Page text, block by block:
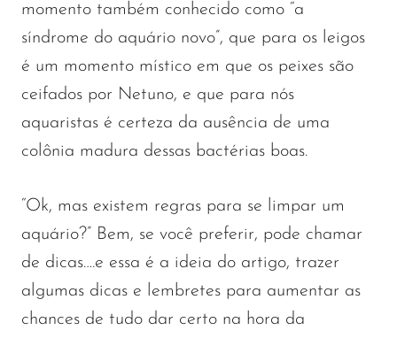
momento também conhecido como “a
síndrome do aquário novo”, que para os leigos
é um momento místico em que os peixes são
ceifados por Netuno, e que para nós
aquaristas é certeza da ausência de uma
colônia madura dessas bactérias boas.
“Ok, mas existem regras para se limpar um
aquário?” Bem, se você preferir, pode chamar
de dicas….e essa é a ideia do artigo, trazer
algumas dicas e lembretes para aumentar as
chances de tudo dar certo na hora da